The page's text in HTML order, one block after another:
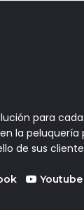
para
la peluquería
de sus
Youtube